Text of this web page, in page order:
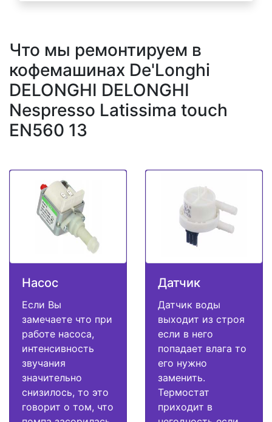
Что мы ремонтируем в
кофемашинах De'Longhi
DELONGHI DELONGHI
Nespresso Latissima touch
EN560 13
Насос
Если Вы
замечаете что при
работе насоса,
интенсивность
звучания
значительно
снизилось, то это
говорит о том, что
Датчик
Датчик воды
выходит из строя
если в него
попадает влага то
его нужно
заменить.
Термостат
приходит в